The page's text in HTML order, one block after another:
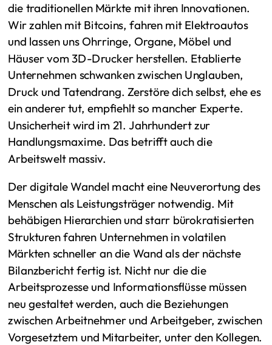
die traditionellen Märkte mit ihren Innovationen.
Wir zahlen mit Bitcoins, fahren mit Elektroautos
und lassen uns Ohrringe, Organe, Möbel und
Häuser vom 3D-Drucker herstellen. Etablierte
Unternehmen schwanken zwischen Unglauben,
Druck und Tatendrang. Zerstöre dich selbst, ehe es
ein anderer tut, empfiehlt so mancher Experte.
Unsicherheit wird im 21. Jahrhundert zur
Handlungsmaxime. Das betrifft auch die
Arbeitswelt massiv.
Der digitale Wandel macht eine Neuverortung des
Menschen als Leistungsträger notwendig. Mit
behäbigen Hierarchien und starr bürokratisierten
Strukturen fahren Unternehmen in volatilen
Märkten schneller an die Wand als der nächste
Bilanzbericht fertig ist. Nicht nur die die
Arbeitsprozesse und Informationsflüsse müssen
neu gestaltet werden, auch die Beziehungen
zwischen Arbeitnehmer und Arbeitgeber, zwischen
Vorgesetztem und Mitarbeiter, unter den Kollegen.